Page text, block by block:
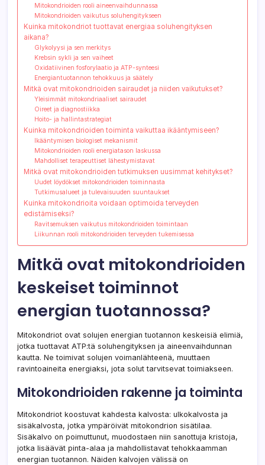
Mitokondrioiden rooli aineenvaihdunnassa
Mitokondrioiden vaikutus soluhengitykseen
Kuinka mitokondriot tuottavat energiaa soluhengityksen
aikana?
Glykolyysi ja sen merkitys
Krebsin sykli ja sen vaiheet
Oxidatiivinen fosforylaatio ja ATP-synteesi
Energiantuotannon tehokkuus ja säätely
Mitkä ovat mitokondrioiden sairaudet ja niiden vaikutukset?
Yleisimmät mitokondriaaliset sairaudet
Oireet ja diagnostiikka
Hoito- ja hallintastrategiat
Kuinka mitokondrioiden toiminta vaikuttaa ikääntymiseen?
Ikääntymisen biologiset mekanismit
Mitokondrioiden rooli energiatason laskussa
Mahdolliset terapeuttiset lähestymistavat
Mitkä ovat mitokondrioiden tutkimuksen uusimmat kehitykset?
Uudet löydökset mitokondrioiden toiminnasta
Tutkimusalueet ja tulevaisuuden suuntaukset
Kuinka mitokondrioita voidaan optimoida terveyden
edistämiseksi?
Ravitsemuksen vaikutus mitokondrioiden toimintaan
Liikunnan rooli mitokondrioiden terveyden tukemisessa
Mitkä ovat mitokondrioiden
keskeiset toiminnot
energian tuotannossa?
Mitokondriot ovat solujen energian tuotannon keskeisiä elimiä,
jotka tuottavat ATP:tä soluhengityksen ja aineenvaihdunnan
kautta. Ne toimivat solujen voimanlähteenä, muuttaen
ravintoaineita energiaksi, jota solut tarvitsevat toimiakseen.
Mitokondrioiden rakenne ja toiminta
Mitokondriot koostuvat kahdesta kalvosta: ulkokalvosta ja
sisäkalvosta, jotka ympäröivät mitokondrion sisätilaa.
Sisäkalvo on poimuttunut, muodostaen niin sanottuja kristoja,
jotka lisäävät pinta-alaa ja mahdollistavat tehokkaamman
energian tuotannon. Näiden kalvojen välissä on